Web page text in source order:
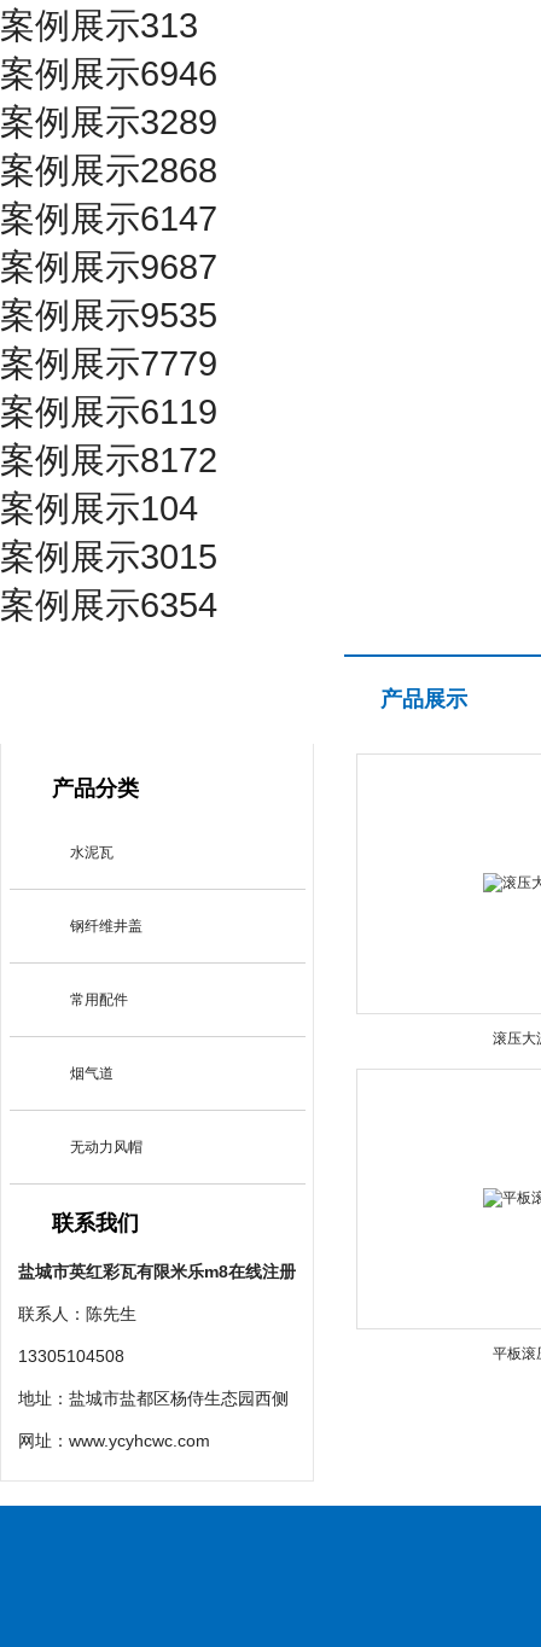
案例展示313
案例展示6946
案例展示3289
案例展示2868
案例展示6147
案例展示9687
案例展示9535
案例展示7779
案例展示6119
案例展示8172
案例展示104
案例展示3015
案例展示6354
产品分类
水泥瓦
钢纤维井盖
常用配件
烟气道
无动力风帽
联系我们
盐城市英红彩瓦有限米乐m8在线注册
联系人：陈先生
13305104508
地址：盐城市盐都区杨侍生态园西侧
网址： www.ycyhcwc.com
产品展示
滚压大
平板滚